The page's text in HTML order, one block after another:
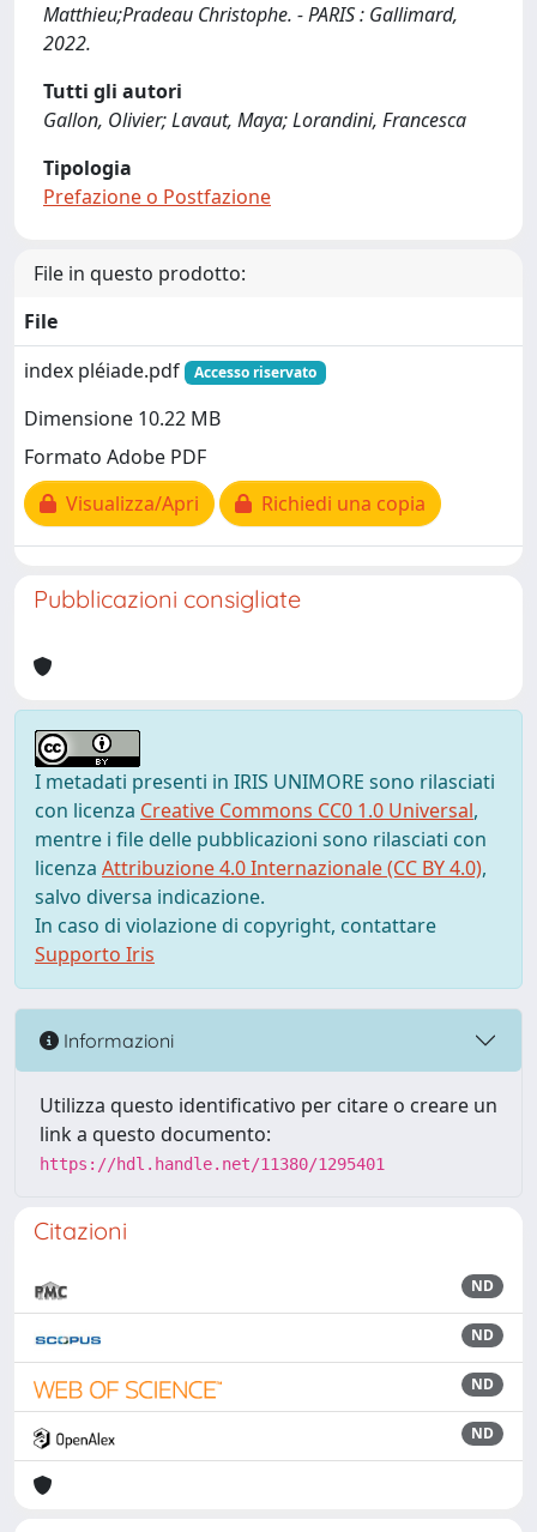
Matthieu;Pradeau Christophe. - PARIS : Gallimard,
2022.
Tutti gli autori
Gallon, Olivier; Lavaut, Maya; Lorandini, Francesca
Tipologia
Prefazione o Postfazione
File in questo prodotto:
File
index pléiade.pdf
Accesso riservato
Dimensione 10.22 MB
Formato Adobe PDF
Visualizza/Apri
Richiedi una copia
Pubblicazioni consigliate
I metadati presenti in IRIS UNIMORE sono rilasciati
con licenza Creative Commons CC0 1.0 Universal,
mentre i file delle pubblicazioni sono rilasciati con
licenza Attribuzione 4.0 Internazionale (CC BY 4.0),
salvo diversa indicazione.
In caso di violazione di copyright, contattare
Supporto Iris
Informazioni
Utilizza questo identificativo per citare o creare un
link a questo documento:
https://hdl.handle.net/11380/1295401
Citazioni
ND
ND
ND
ND